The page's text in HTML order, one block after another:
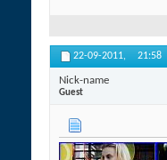
22-09-2011, 21:58
Nick-name
Guest